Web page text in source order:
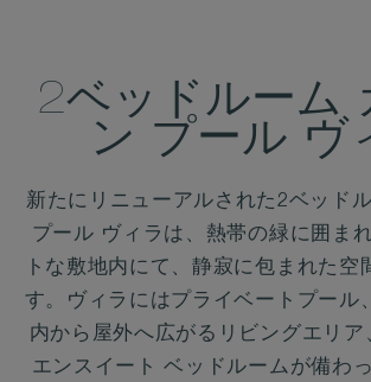
2ベッドルーム
ン プール ヴ
新たにリニューアルされた2ベッド
プール ヴィラは、熱帯の緑に囲ま
トな敷地内にて、静寂に包まれた空
す。ヴィラにはプライベートプール
内から屋外へ広がるリビングエリア
エンスイート ベッドルームが備わ